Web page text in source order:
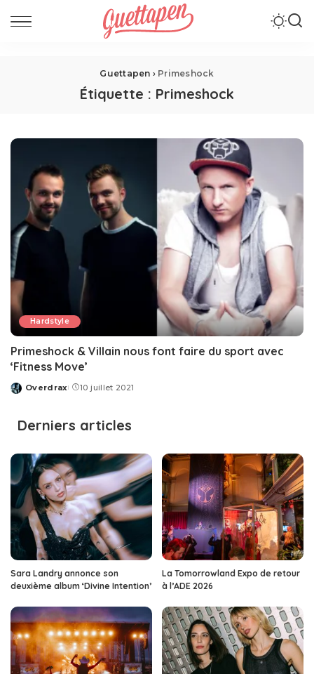
Guettapen › Primeshock
Étiquette : Primeshock
Hardstyle
Primeshock & Villain nous font faire du sport avec
‘Fitness Move’
Posted
Overdrax 10 juillet 2021
Derniers articles
Sara Landry annonce son
deuxième album ‘Divine Intention’
La Tomorrowland Expo de retour
à l’ADE 2026